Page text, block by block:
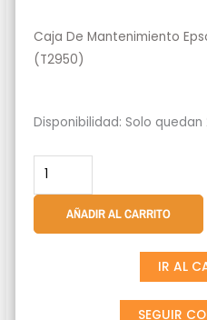
Caja De Mantenimiento
(T2950)
Disponibilidad: Solo quedan
Caja
Mantenimiento
Epson
T295000
Original
AÑADIR AL CARRITO
IR AL
SEGUIR